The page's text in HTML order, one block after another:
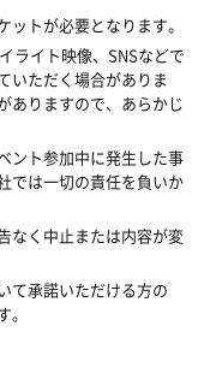
トが必要となります。
ライト映像、SNSなどで
いただく場合がありま
ありますので、あらかじ
ント参加中に発生した事
では一切の責任を負いか
なく中止または内容が変
て承諾いただける方の